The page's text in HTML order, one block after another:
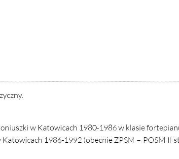
w Katowicach 1980-1986 w klasie
1986-1992 (obecnie ZPSM – POSM II